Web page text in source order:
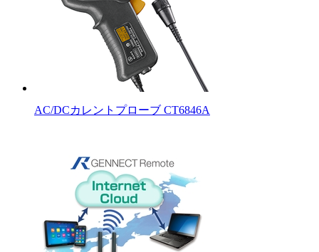
AC/DCカレントプローブ CT6846A